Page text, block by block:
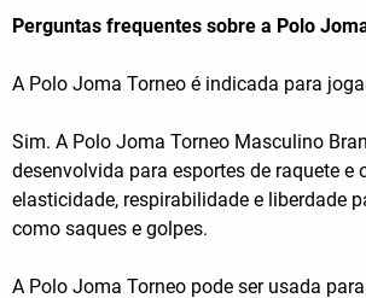
Perguntas frequentes sobre a Polo
A Polo Joma Torneo é indicada para
Sim. A Polo Joma Torneo Masculino
desenvolvida para esportes de raquete e
elasticidade, respirabilidade e liberdade
como saques e golpes.
A Polo Joma Torneo pode ser usada